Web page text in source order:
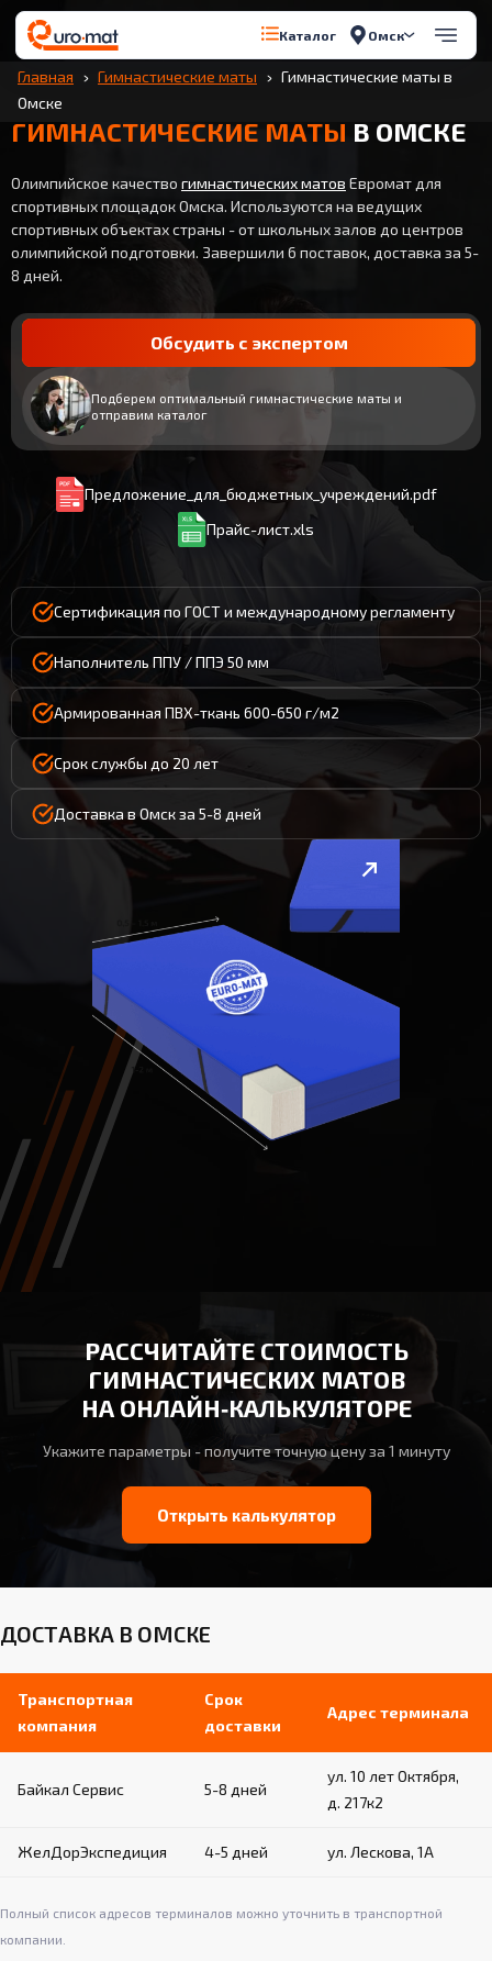
Каталог Омск
Главная Гимнастические маты
Гимнастические маты в
Омске
ГИМНАСТИЧЕСКИЕ МАТЫ В ОМСКЕ
Олимпийское качество гимнастических матов Евромат для
спортивных площадок Омска. Используются на ведущих
спортивных объектах страны - от школьных залов до центров
олимпийской подготовки. Завершили 6 поставок, доставка за 5-
8 дней.
Обсудить с экспертом
Подберем оптимальный гимнастические маты и
отправим каталог
Предложение_для_бюджетных_учреждений.pdf
Прайс-лист.xls
Сертификация по ГОСТ и международному регламенту
Наполнитель ППУ / ППЭ 50 мм
Армированная ПВХ-ткань 600-650 г/м2
Срок службы до 20 лет
Доставка в Омск за 5-8 дней
РАССЧИТАЙТЕ СТОИМОСТЬ
ГИМНАСТИЧЕСКИХ МАТОВ
НА ОНЛАЙН‑КАЛЬКУЛЯТОРЕ
Укажите параметры - получите точную цену за 1 минуту
Открыть калькулятор
ДОСТАВКА В ОМСКЕ
Транспортная
компания
Срок
доставки
Адрес терминала
Байкал Сервис 5-8 дней
ул. 10 лет Октября,
д. 217к2
ЖелДорЭкспедиция 4-5 дней ул. Лескова, 1А
Полный список адресов терминалов можно уточнить в транспортной
компании.